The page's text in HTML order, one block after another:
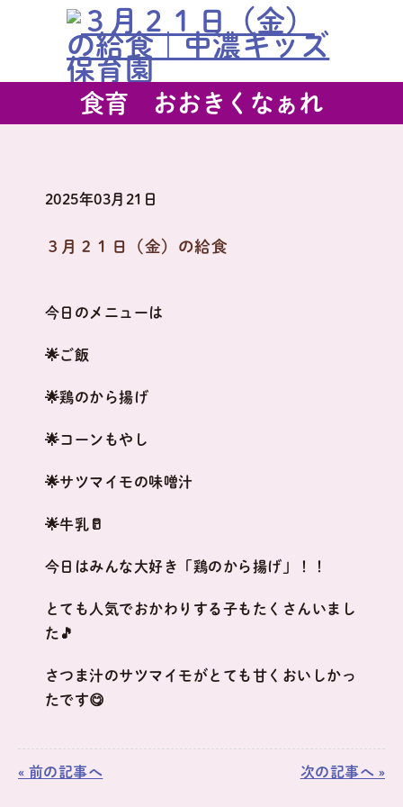
食育 おおきくなぁれ
2025年03月21日
３月２１日（金）の給食
今日のメニューは
🌟ご飯
🌟鶏のから揚げ
🌟コーンもやし
🌟サツマイモの味噌汁
🌟牛乳🥛
今日はみんな大好き「鶏のから揚げ」！！
とても人気でおかわりする子もたくさんいまし
た🎵
さつま汁のサツマイモがとても甘くおいしかっ
たです😋
« 前の記事へ 次の記事へ »